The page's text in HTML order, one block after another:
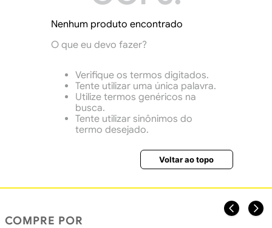
Nenhum produto encontrado
O que eu devo fazer?
Verifique os termos digitados.
Tente utilizar uma única palavra.
Utilize termos genéricos na
busca.
Tente utilizar sinônimos do
termo desejado.
Voltar ao topo
COMPRE POR